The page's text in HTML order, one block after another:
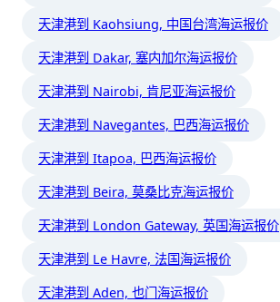
天津港到 Kaohsiung, 中国台湾海运报价
天津港到 Dakar, 塞内加尔海运报价
天津港到 Nairobi, 肯尼亚海运报价
天津港到 Navegantes, 巴西海运报价
天津港到 Itapoa, 巴西海运报价
天津港到 Beira, 莫桑比克海运报价
天津港到 London Gateway, 英国海运报价
天津港到 Le Havre, 法国海运报价
天津港到 Aden, 也门海运报价